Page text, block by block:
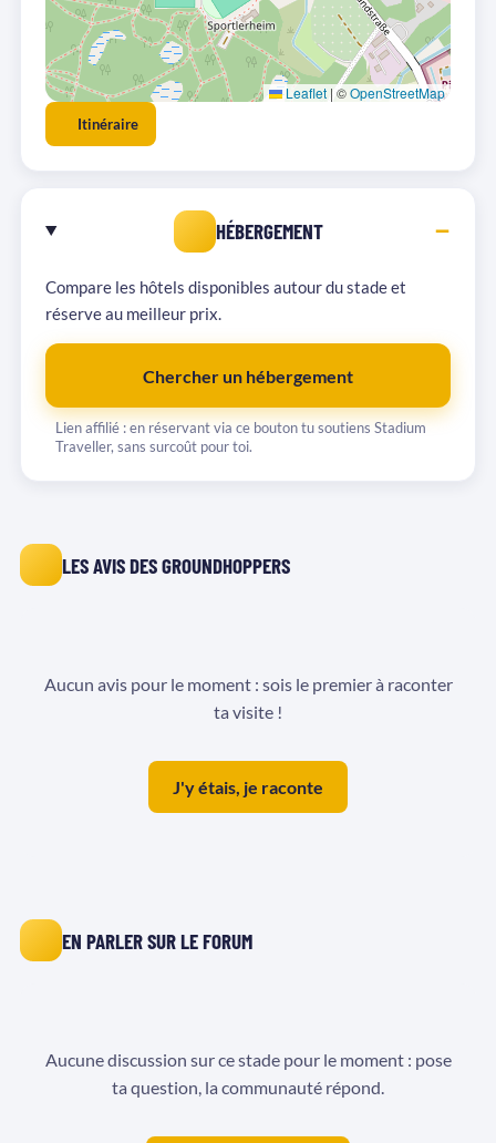
Leaflet | ©OpenStreetMap
Itinéraire
HÉBERGEMENT
Compare les hôtels disponibles autour du stade et
réserve au meilleur prix.
Chercher un hébergement
Lien affilié : en réservant via ce bouton tu soutiens Stadium
Traveller, sans surcoût pour toi.
LES AVIS DES GROUNDHOPPERS
Aucun avis pour le moment : sois le premier à raconter
ta visite !
J'y étais, je raconte
EN PARLER SUR LE FORUM
Aucune discussion sur ce stade pour le moment : pose
ta question, la communauté répond.